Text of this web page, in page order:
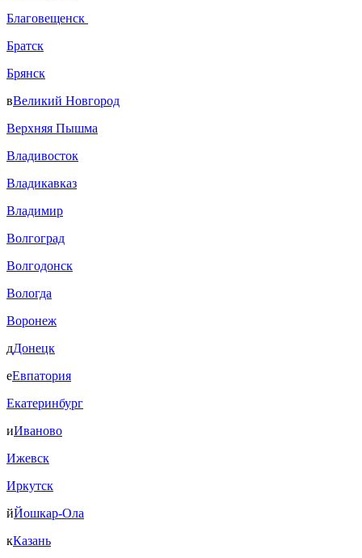
Благовещенск
Братск
Брянск
вВеликий Новгород
Верхняя Пышма
Владивосток
Владикавказ
Владимир
Волгоград
Волгодонск
Вологда
Воронеж
дДонецк
еЕвпатория
Екатеринбург
иИваново
Ижевск
Иркутск
йЙошкар-Ола
кКазань